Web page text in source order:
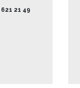
21 49